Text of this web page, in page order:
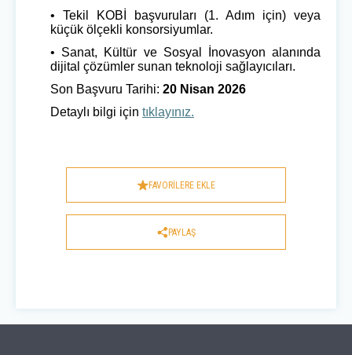
• Tekil KOBİ başvuruları (1. Adım için) veya
küçük ölçekli konsorsiyumlar.
• Sanat, Kültür ve Sosyal İnovasyon alanında
dijital çözümler sunan teknoloji sağlayıcıları.
Son Başvuru Tarihi: 20 Nisan 2026
Detaylı bilgi için tıklayınız.
FAVORİLERE EKLE
PAYLAŞ